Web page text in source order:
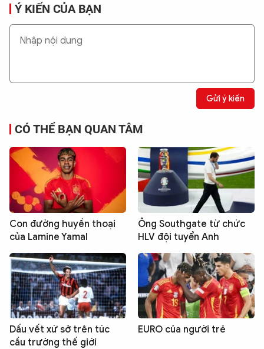
Ý KIẾN CỦA BẠN
Gửi ý kiến
CÓ THỂ BẠN QUAN TÂM
Con đường huyền thoại
của Lamine Yamal
Ông Southgate từ chức
HLV đội tuyển Anh
Dấu vết xứ sở trên túc
cầu trường thế giới
EURO của người trẻ